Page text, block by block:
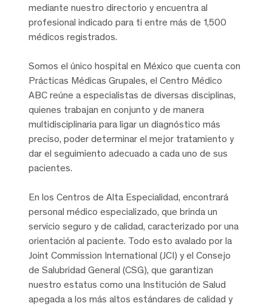
mediante nuestro directorio y encuentra al
profesional indicado para ti entre más de 1,500
médicos registrados.
Somos el único hospital en México que cuenta con
Prácticas Médicas Grupales, el Centro Médico
ABC reúne a especialistas de diversas disciplinas,
quienes trabajan en conjunto y de manera
multidisciplinaria para ligar un diagnóstico más
preciso, poder determinar el mejor tratamiento y
dar el seguimiento adecuado a cada uno de sus
pacientes.
En los Centros de Alta Especialidad, encontrará
personal médico especializado, que brinda un
servicio seguro y de calidad, caracterizado por una
orientación al paciente. Todo esto avalado por la
Joint Commission International (JCI) y el Consejo
de Salubridad General (CSG), que garantizan
nuestro estatus como una Institución de Salud
apegada a los más altos estándares de calidad y